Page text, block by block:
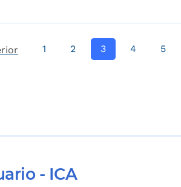
1 2 3 4 5
- ICA